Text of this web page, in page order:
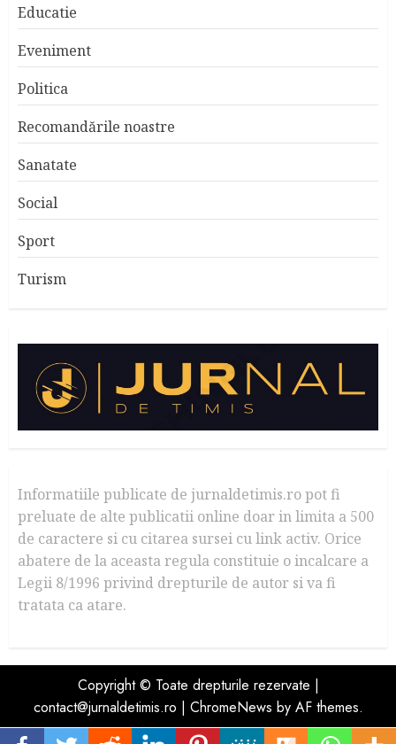
Educatie
Eveniment
Politica
Recomandările noastre
Sanatate
Social
Sport
Turism
Informatiile publicate de jurnaldetimis.ro pot fi
preluate de alte publicatii online doar in limita a 500
de caractere si cu citarea sursei cu link activ. Orice
abatere de la aceasta regula constituie o incalcare a
Legii 8/1996 privind drepturile de autor si va fi
tratata ca atare.
Copyright © Toate drepturile rezervate |
contact@jurnaldetimis.ro | ChromeNews by AF themes.